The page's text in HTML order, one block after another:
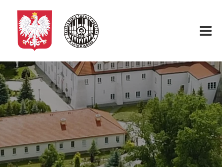
Start
O nas
Aktualności
Rekrutacja